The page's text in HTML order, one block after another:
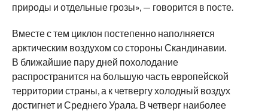
природы и отдельные грозы», — говорится в посте.
Вместе с тем циклон постепенно наполняется
арктическим воздухом со стороны Скандинавии.
В ближайшие пару дней похолодание
распространится на большую часть европейской
территории страны, а к четвергу холодный воздух
достигнет и Среднего Урала. В четверг наиболее